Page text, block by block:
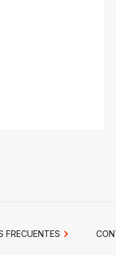
FRECUENTES